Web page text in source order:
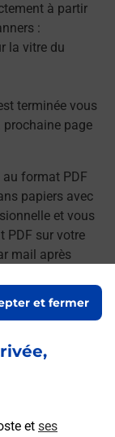
et ses
et fermer
à partir
:
la vitre du
terminée vous
prochaine page
format PDF
papiers avec
et vous
PDF sur votre
mail après